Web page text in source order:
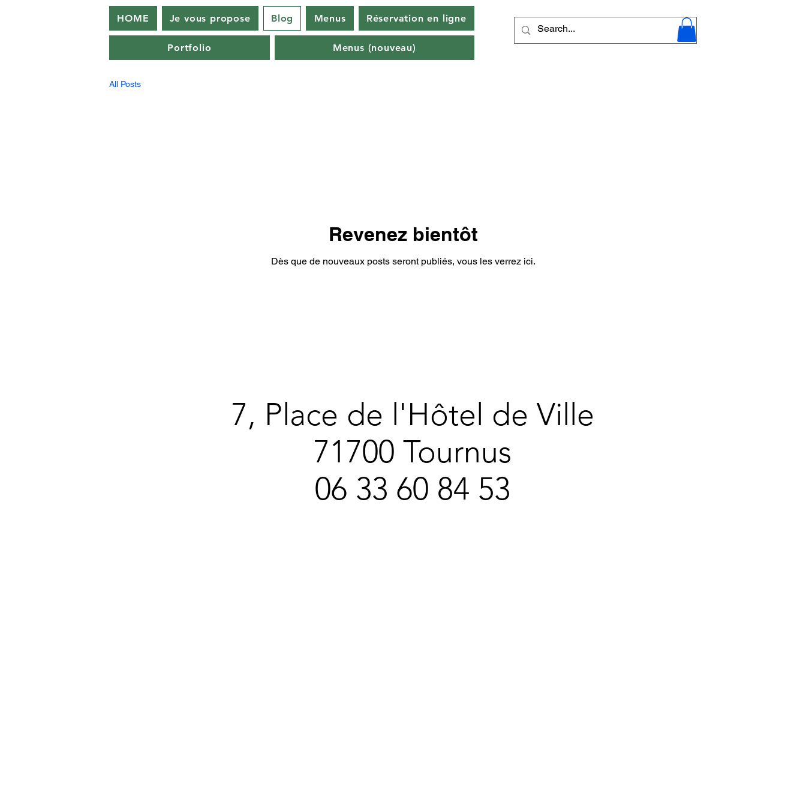
HOME Je vous propose Blog Menus Réservation en ligne
Portfolio Menus (nouveau)
All Posts
Revenez bientôt
Dès que de nouveaux posts seront publiés, vous les verrez ici.
7, Place de l'Hôtel de Ville
71700 Tournus
06 33 60 84 53
7, Place de l'Hôtel de Ville
71700 Tournus
06 33 60 84 53